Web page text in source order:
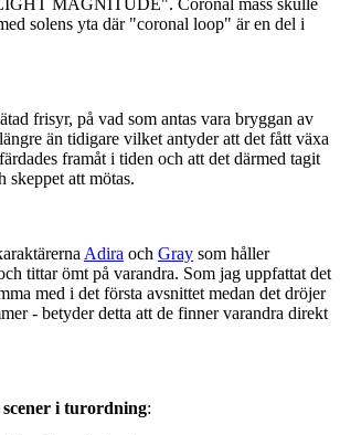
MAGNITUDE". Coronal mass skulle
solens yta där "coronal loop" är en del i
frisyr, på vad som antas vara bryggan av
än tidigare vilket antyder att det fått växa
framåt i tiden och att det därmed tagit
skeppet att mötas.
Adira och Gray som håller
tittar ömt på varandra. Som jag uppfattat det
med i det första avsnittet medan det dröjer
- betyder detta att de finner varandra direkt
scener i turordning: